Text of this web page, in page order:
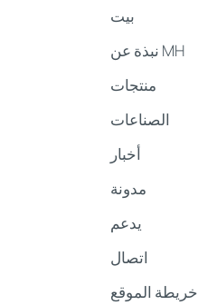
بيت
نبذة عن MH
منتجات
الصناعات
أخبار
مدونة
يدعم
اتصال
خريطة الموقع